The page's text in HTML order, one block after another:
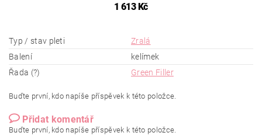
1 613 Kč
Typ / stav pleti
Zralá
Balení
kelímek
Řada (?)
Green Filler
Buďte první, kdo napíše příspěvek k této položce.
Přidat komentář
Buďte první, kdo napíše příspěvek k této položce.